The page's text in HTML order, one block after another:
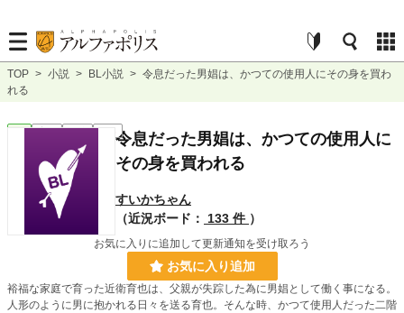
TOP > 小説 > BL小説 > 令息だった男娼は、かつての使用人にその身を買わ
れる
BL 完結 短編
令息だった男娼は、かつての使用人に
その身を買われる
すいかちゃん
（近況ボード：
133 件 ）
お気に入りに追加して更新通知を受け取ろう
お気に入り追加
裕福な家庭で育った近衛育也は、父親が失踪した為に男娼として働く事になる。
人形のように男に抱かれる日々を送る育也。そんな時、かつて使用人だった二階